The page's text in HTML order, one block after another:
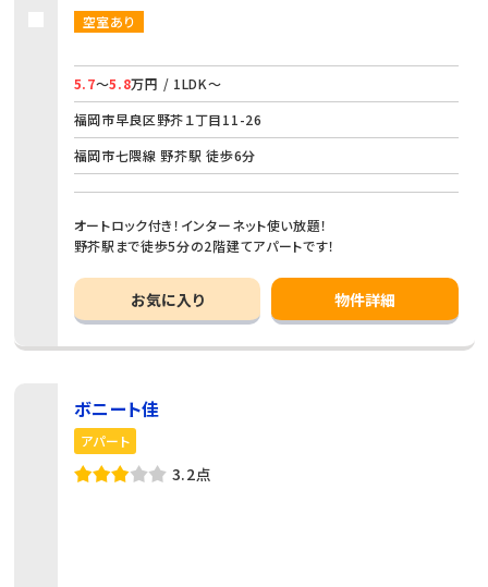
空室あり
5.7～5.8万円 / 1LDK～
福岡市早良区野芥１丁目11-26
福岡市七隈線 野芥駅 徒歩6分
オートロック付き！インターネット使い放題！
野芥駅まで徒歩5分の2階建てアパートです！
お気に入り 物件詳細
ボニート佳
アパート
3.2点